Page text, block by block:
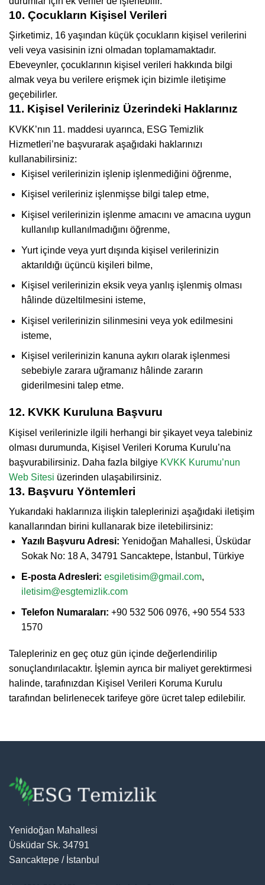
10. Çocukların Kişisel Verileri
Şirketimiz, 16 yaşından küçük çocukların kişisel verilerini
veli veya vasisinin izni olmadan toplamamaktadır.
Ebeveynler, çocuklarının kişisel verileri hakkında bilgi
almak veya bu verilere erişmek için bizimle iletişime
geçebilirler.
11. Kişisel Verileriniz Üzerindeki Haklarınız
KVKK’nın 11. maddesi uyarınca, ESG Temizlik
Hizmetleri’ne başvurarak aşağıdaki haklarınızı
kullanabilirsiniz:
Kişisel verilerinizin işlenip işlenmediğini öğrenme,
Kişisel verileriniz işlenmişse bilgi talep etme,
Kişisel verilerinizin işlenme amacını ve amacına uygun
kullanılıp kullanılmadığını öğrenme,
Yurt içinde veya yurt dışında kişisel verilerinizin
aktarıldığı üçüncü kişileri bilme,
Kişisel verilerinizin eksik veya yanlış işlenmiş olması
hâlinde düzeltilmesini isteme,
Kişisel verilerinizin silinmesini veya yok edilmesini
isteme,
Kişisel verilerinizin kanuna aykırı olarak işlenmesi
sebebiyle zarara uğramanız hâlinde zararın
giderilmesini talep etme.
12. KVKK Kuruluna Başvuru
Kişisel verilerinizle ilgili herhangi bir şikayet veya talebiniz
olması durumunda, Kişisel Verileri Koruma Kurulu’na
başvurabilirsiniz. Daha fazla bilgiye KVKK Kurumu’nun
Web Sitesi üzerinden ulaşabilirsiniz.
13. Başvuru Yöntemleri
Yukarıdaki haklarınıza ilişkin taleplerinizi aşağıdaki iletişim
kanallarından birini kullanarak bize iletebilirsiniz:
Yazılı Başvuru Adresi: Yenidoğan Mahallesi, Üsküdar
Sokak No: 18 A, 34791 Sancaktepe, İstanbul, Türkiye
E-posta Adresleri: esgiletisim@gmail.com,
iletisim@esgtemizlik.com
Telefon Numaraları: +90 532 506 0976, +90 554 533
1570
Talepleriniz en geç otuz gün içinde değerlendirilip
sonuçlandırılacaktır. İşlemin ayrıca bir maliyet gerektirmesi
halinde, tarafınızdan Kişisel Verileri Koruma Kurulu
tarafından belirlenecek tarifeye göre ücret talep edilebilir.
Yenidoğan Mahallesi
Üsküdar Sk. 34791
Sancaktepe / İstanbul